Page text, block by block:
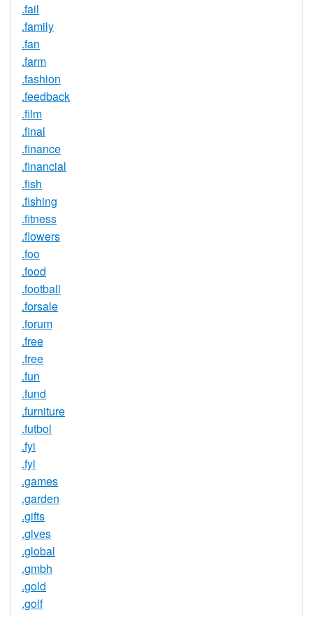
.fail
.family
.fan
.farm
.fashion
.feedback
.film
.final
.finance
.financial
.fish
.fishing
.fitness
.flowers
.foo
.food
.football
.forsale
.forum
.free
.free
.fun
.fund
.furniture
.futbol
.fyi
.fyi
.games
.garden
.gifts
.gives
.global
.gmbh
.gold
.golf